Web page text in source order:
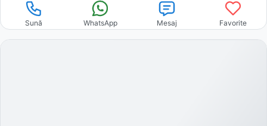
Sună WhatsApp Mesaj Favorite